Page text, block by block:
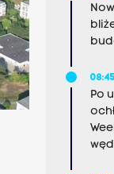
08:45
Po